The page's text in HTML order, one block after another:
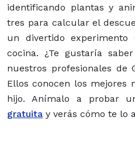
identificando plantas y
tres para calcular el
un divertido
cocina. ¿Te gustaría
nuestros profesionales de
Ellos conocen los mejores
hijo. Anímalo a probar
gratuita y verás cómo te lo